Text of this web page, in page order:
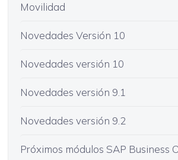
Movilidad
Novedades Versión 10
Novedades versión 10
Novedades versión 9.1
Novedades versión 9.2
Próximos módulos SAP Business